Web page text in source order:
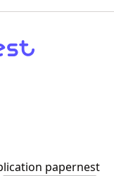
papernest